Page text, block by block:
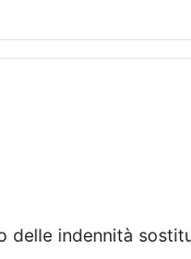
delle indennità